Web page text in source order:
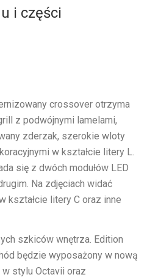
i części
crossover otrzyma
z podwójnymi lamelami,
zderzak, szerokie wloty
w kształcie litery L.
się z dwóch modułów LED
Na zdjęciach widać
kształcie litery C oraz inne
szkiców wnętrza. Edition
będzie wyposażony w nową
stylu Octavii oraz